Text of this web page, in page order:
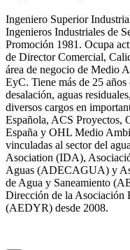
Ingeniero Superior
Ingenieros Industriales de
Promoción 1981. Ocupa
de Director Comercial,
área de negocio de Medio
EyC. Tiene más de 25
desalación, aguas
diversos cargos en
Española, ACS Proyectos,
España y OHL Medio
vinculadas al sector del
Asociation (IDA),
Aguas (ADECAGUA) y
de Agua y Saneamiento
Dirección de la Asociación
(AEDYR) desde 2008.